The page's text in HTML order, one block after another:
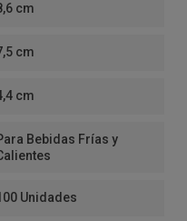
cm
cm
cm
Bebidas Frías y
Unidades